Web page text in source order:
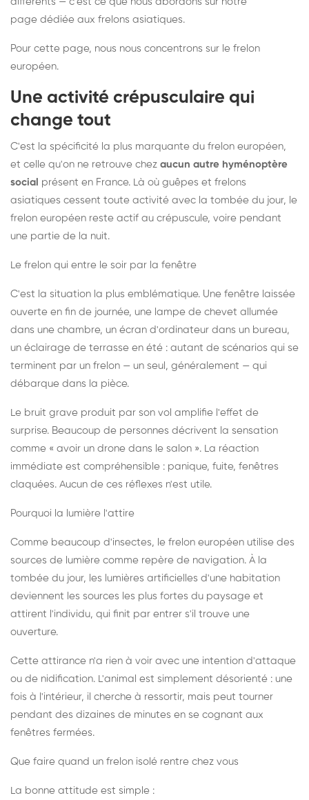
page dédiée aux frelons asiatiques.
Pour cette page, nous nous concentrons sur le frelon
européen.
Une activité crépusculaire qui
change tout
C'est la spécificité la plus marquante du frelon européen,
et celle qu'on ne retrouve chez aucun autre hyménoptère
social présent en France. Là où guêpes et frelons
asiatiques cessent toute activité avec la tombée du jour, le
frelon européen reste actif au crépuscule, voire pendant
une partie de la nuit.
Le frelon qui entre le soir par la fenêtre
C'est la situation la plus emblématique. Une fenêtre laissée
ouverte en fin de journée, une lampe de chevet allumée
dans une chambre, un écran d'ordinateur dans un bureau,
un éclairage de terrasse en été : autant de scénarios qui se
terminent par un frelon — un seul, généralement — qui
débarque dans la pièce.
Le bruit grave produit par son vol amplifie l'effet de
surprise. Beaucoup de personnes décrivent la sensation
comme « avoir un drone dans le salon ». La réaction
immédiate est compréhensible : panique, fuite, fenêtres
claquées. Aucun de ces réflexes n'est utile.
Pourquoi la lumière l'attire
Comme beaucoup d'insectes, le frelon européen utilise des
sources de lumière comme repère de navigation. À la
tombée du jour, les lumières artificielles d'une habitation
deviennent les sources les plus fortes du paysage et
attirent l'individu, qui finit par entrer s'il trouve une
ouverture.
Cette attirance n'a rien à voir avec une intention d'attaque
ou de nidification. L'animal est simplement désorienté : une
fois à l'intérieur, il cherche à ressortir, mais peut tourner
pendant des dizaines de minutes en se cognant aux
fenêtres fermées.
Que faire quand un frelon isolé rentre chez vous
La bonne attitude est simple :